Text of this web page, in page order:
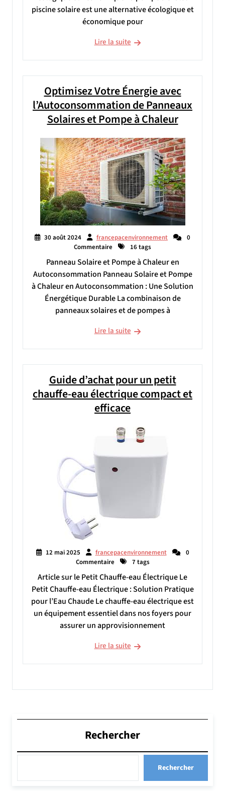
piscine solaire est une alternative écologique et
économique pour
Lire la suite
Optimisez Votre Énergie avec
l’Autoconsommation de Panneaux
Solaires et Pompe à Chaleur
30 août 2024 francepacenvironnement
0
Commentaire
16 tags
Panneau Solaire et Pompe à Chaleur en
Autoconsommation Panneau Solaire et Pompe
à Chaleur en Autoconsommation : Une Solution
Énergétique Durable La combinaison de
panneaux solaires et de pompes à
Lire la suite
Guide d’achat pour un petit
chauffe-eau électrique compact et
efficace
12 mai 2025 francepacenvironnement
0
Commentaire
7 tags
Article sur le Petit Chauffe-eau Électrique Le
Petit Chauffe-eau Électrique : Solution Pratique
pour l’Eau Chaude Le chauffe-eau électrique est
un équipement essentiel dans nos foyers pour
assurer un approvisionnement
Lire la suite
Rechercher
Rechercher